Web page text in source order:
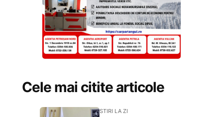
Cele mai citite articole
STIRI LA ZI